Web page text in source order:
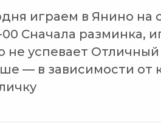
играем в Янино на
00 Сначала
не успевает
— в зависимости от